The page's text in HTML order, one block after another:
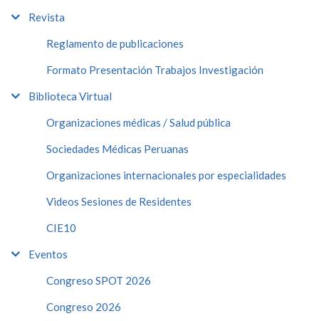
Revista
Reglamento de publicaciones
Formato Presentación Trabajos Investigación
Biblioteca Virtual
Organizaciones médicas / Salud pública
Sociedades Médicas Peruanas
Organizaciones internacionales por especialidades
Videos Sesiones de Residentes
CIE10
Eventos
Congreso SPOT 2026
Congreso 2026